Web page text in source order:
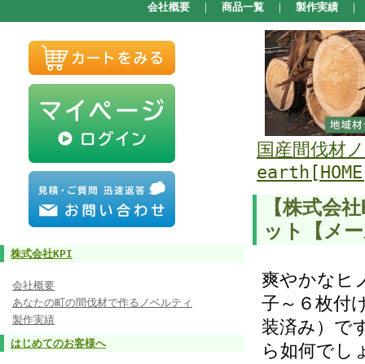
会社概要 ｜ 商品一覧 ｜ 製作実績 ｜
株式会社KPI
会社概要
あなたの町の間伐材で作るノベルティ
製作実績
はじめてのお客様へ
国産間伐材
【株式会
ット【メ
爽やかなヒ
子～６枚付
装済み）で
ら如何でし